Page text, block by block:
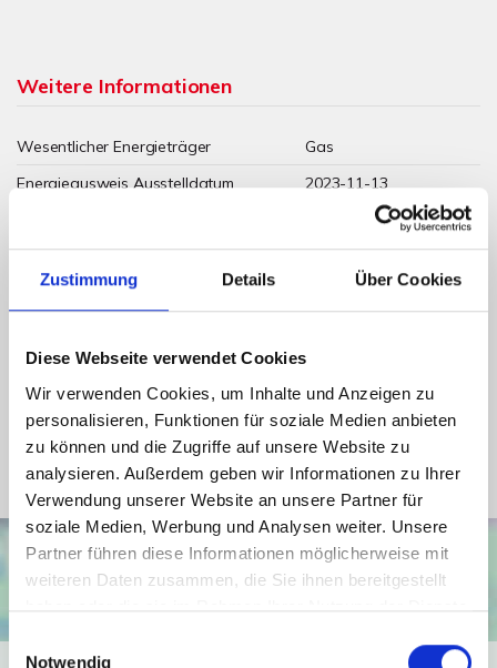
Zustimmung Details Über Cookies
Diese Webseite verwendet Cookies
Wir verwenden Cookies, um Inhalte und Anzeigen zu
personalisieren, Funktionen für soziale Medien anbieten
zu können und die Zugriffe auf unsere Website zu
analysieren. Außerdem geben wir Informationen zu Ihrer
Verwendung unserer Website an unsere Partner für
soziale Medien, Werbung und Analysen weiter. Unsere
Partner führen diese Informationen möglicherweise mit
weiteren Daten zusammen, die Sie ihnen bereitgestellt
haben oder die sie im Rahmen Ihrer Nutzung der Dienste
Einwilligungsauswahl
Notwendig
Weitere Informationen
Wesentlicher Energieträger
Gas
Energieausweis Ausstelldatum
2023-11-13
12.11.2033
Energieausweis Jahrgang
ab dem 1.5.2014
Energieausweis Werteklasse
Energieausweis Gebäudeart
Wohngebäude
Heizung
Zentralheizung
Befeuerung
Gas